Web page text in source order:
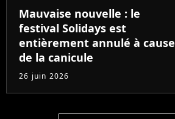
Mauvaise nouvelle : le
festival Solidays est
entièrement annulé à cause
de la canicule
26 juin 2026